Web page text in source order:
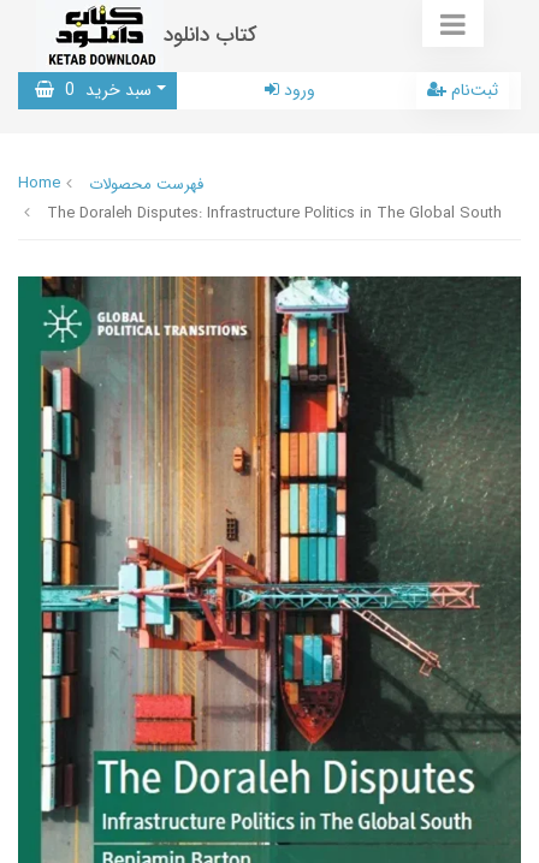
کتاب دانلود
سبد خرید 0 ورود ثبت‌نام
Home
فهرست محصولات
The Doraleh Disputes: Infrastructure Politics in The Global South